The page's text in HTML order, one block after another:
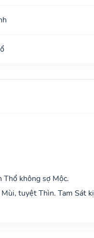
Thổ không sợ Mộc.
tuyệt Thìn. Tam Sát kị